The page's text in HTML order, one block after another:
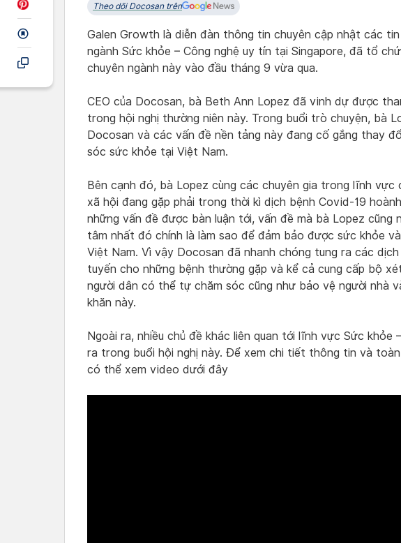
Theo dõi Docosan trên
Galen Growth là diễn đàn thông tin chuyên cập nhật các
ngành Sức khỏe – Công nghệ uy tín tại Singapore, đã tổ
chuyên ngành này vào đầu tháng 9 vừa qua.
CEO của Docosan, bà Beth Ann Lopez đã vinh dự được
trong hội nghị thường niên này. Trong buổi trò chuyện, bà
Docosan và các vấn đề nền tảng này đang cố gắng thay
sóc sức khỏe tại Việt Nam.
Bên cạnh đó, bà Lopez cùng các chuyên gia trong lĩnh vực
xã hội đang gặp phải trong thời kì dịch bệnh Covid-19
những vấn đề được bàn luận tới, vấn đề mà bà Lopez cũng
tâm nhất đó chính là làm sao để đảm bảo được sức khỏe
Việt Nam. Vì vậy Docosan đã nhanh chóng tung ra các
tuyến cho những bệnh thường gặp và kể cả cung cấp bộ
người dân có thể tự chăm sóc cũng như bảo vệ người nhà
khăn này.
Ngoài ra, nhiều chủ đề khác liên quan tới lĩnh vực Sức khỏe
ra trong buổi hội nghị này. Để xem chi tiết thông tin và
có thể xem video dưới đây